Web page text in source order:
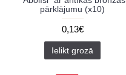
pārklājumu (x10)
0,13€
Ielikt grozā